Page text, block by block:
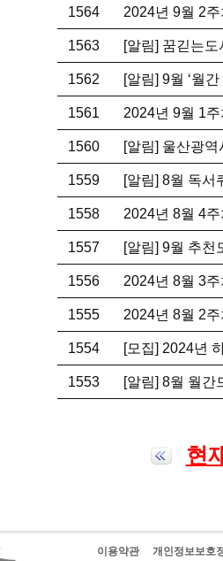
1564 2024년 9월 2
1563 [알림] 꿈긷는도
1562 [알림] 9월 ‘월
1561 2024년 9월 1
1560 [알림] 울산광
1559 [알림] 8월 독서
1558 2024년 8월 4
1557 [알림] 9월 추천
1556 2024년 8월 3
1555 2024년 8월 2
1554 [모집] 2024년
1553 [알림] 8월 월간
현
이용약관 개인정보보호